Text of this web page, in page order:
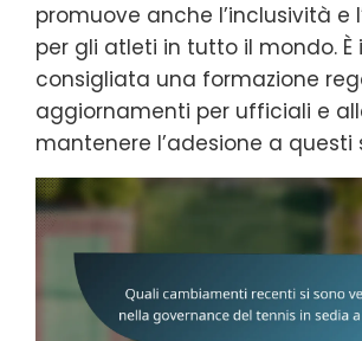
promuove anche l’inclusività e
per gli atleti in tutto il mondo. È
consigliata una formazione
aggiornamenti per ufficiali e
mantenere l’adesione a questi